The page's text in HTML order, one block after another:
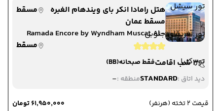
تور سیشل
تور آفریقای جنوبی
تور کنیا
هتل رامادا انکر بای ویندهام الغبره
مسقط عمان
مسقط
Ramada Encore by Wyndham Muscat Al-
Ghubra
مسقط
3 شب اقامت
فقط صبحانه(BB)
دید اتاق :STANDARDمنطقه :-
قیمت 2 تخته (هرنفر)
۶۱٬۹۵۰٬۰۰۰ تومان